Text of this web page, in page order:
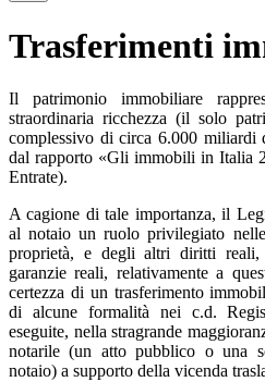
Trasferimenti
Il patrimonio immobiliare
straordinaria ricchezza (il solo
complessivo di circa 6.000 miliardi
dal rapporto «Gli immobili in Italia
Entrate).
A cagione di tale importanza, il
al notaio un ruolo privilegiato
proprietà, e degli altri diritti
garanzie reali, relativamente a
certezza di un trasferimento
di alcune formalità nei c.d.
eseguite, nella stragrande
notarile (un atto pubblico o una
notaio) a supporto della vicenda